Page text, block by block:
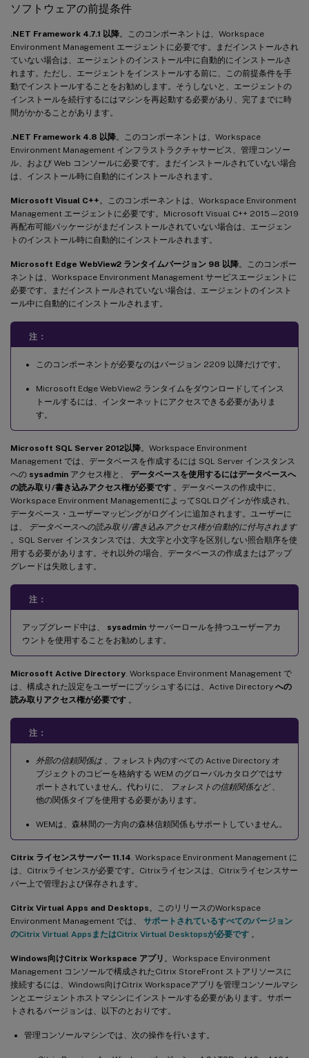
ソフトウェアの前提条件
.NET Framework 4.7.1 以降。このコンポーネントは、Workspace
Environment Management エージェントに必要です。まだインストールされ
ていない場合は、エージェントのインストール中に自動的にインストールさ
れます。ただし、エージェントをインストールする前に、この前提条件を手
動でインストールすることをお勧めします。そうしないと、エージェントの
インストールを続行するにはマシンを再起動する必要があり、完了までに時
間がかかることがあります。
.NET Framework 4.8 以降。このコンポーネントは、Workspace
Environment Management インフラストラクチャサービス、管理コンソー
ル、および Web コンソールに必要です。まだインストールされていない場合
は、インストール時に自動的にインストールされます。
Microsoft Visual C++ 。このコンポーネントは、Workspace Environment
Management エージェントに必要です。Microsoft Visual C++ 2015—2019
再配布可能パッケージがまだインストールされていない場合は、エージェン
トのインストール時に自動的にインストールされます。
Microsoft Edge WebView2 ランタイムバージョン 98 以降。このコンポー
ネントは、Workspace Environment Management サービスエージェントに
必要です。まだインストールされていない場合は、エージェントのインスト
ール中に自動的にインストールされます。
注：
このコンポーネントが必要なのはバージョン 2209 以降だけです。
Microsoft Edge WebView2 ランタイムをダウンロードしてインス
トールするには、インターネットにアクセスできる必要がありま
す。
Microsoft SQL Server 2012以降。Workspace Environment
Management では、データベースを作成するには SQL Server インスタンス
への sysadmin アクセス権と、 データベースを使用するにはデータベースへ
の読み取り/書き込みアクセス権が必要です 。データベースの作成中に、
Workspace Environment ManagementによってSQLログインが作成され、
データベース・ユーザーマッピングがログインに追加されます。ユーザーに
は、
データベースへの読み取り/書き込みアクセス権が自動的に付与されます
。SQL Server インスタンスでは、大文字と小文字を区別しない照合順序を使
用する必要があります。それ以外の場合、データベースの作成またはアップ
グレードは失敗します。
注：
アップグレード中は、 sysadmin サーバーロールを持つユーザーアカ
ウントを使用することをお勧めします。
Microsoft Active Directory . Workspace Environment Management で
は、構成された設定をユーザーにプッシュするには、Active Directory への
読み取りアクセス権が必要です 。
注：
外部の信頼関係は 、フォレスト内のすべての Active Directory オ
ブジェクトのコピーを格納する WEM のグローバルカタログではサ
ポートされていません。代わりに、
フォレストの信頼関係など、
他の関係タイプを使用する必要があります。
WEMは、森林間の一方向の森林信頼関係もサポートしていません。
Citrix ライセンスサーバー 11.14 . Workspace Environment Management に
は、Citrixライセンスが必要です。Citrixライセンスは、Citrixライセンスサー
バー上で管理および保存されます。
Citrix Virtual Apps and Desktops 。このリリースのWorkspace
Environment Management では、 サポートされているすべてのバージョン
のCitrix Virtual AppsまたはCitrix Virtual Desktopsが必要です 。
Windows向けCitrix Workspace アプリ 。Workspace Environment
Management コンソールで構成されたCitrix StoreFront ストアリソースに
接続するには、Windows向けCitrix Workspaceアプリを管理コンソールマシ
ンとエージェントホストマシンにインストールする必要があります。サポー
トされるバージョンは、以下のとおりです。
管理コンソールマシンでは、次の操作を行います。